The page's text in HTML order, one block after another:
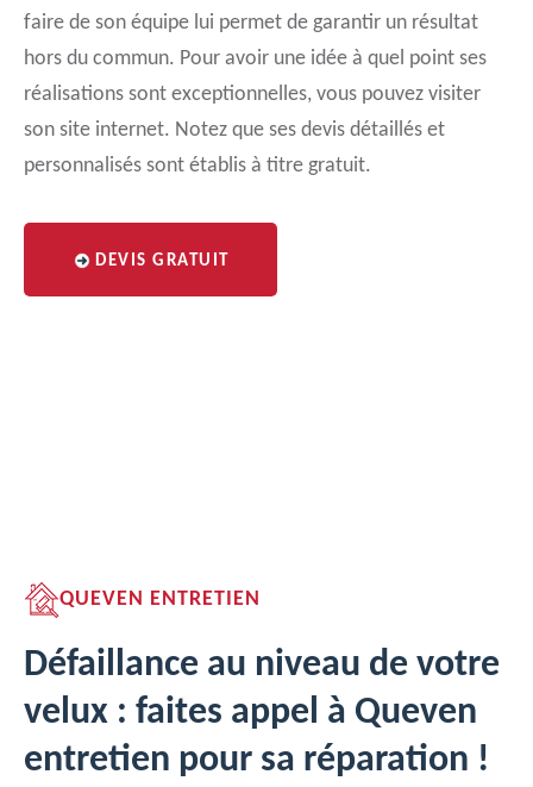
faire de son équipe lui permet de garantir un résultat
hors du commun. Pour avoir une idée à quel point ses
réalisations sont exceptionnelles, vous pouvez visiter
son site internet. Notez que ses devis détaillés et
personnalisés sont établis à titre gratuit.
DEVIS GRATUIT
QUEVEN ENTRETIEN
Défaillance au niveau de votre
velux : faites appel à Queven
entretien pour sa réparation !